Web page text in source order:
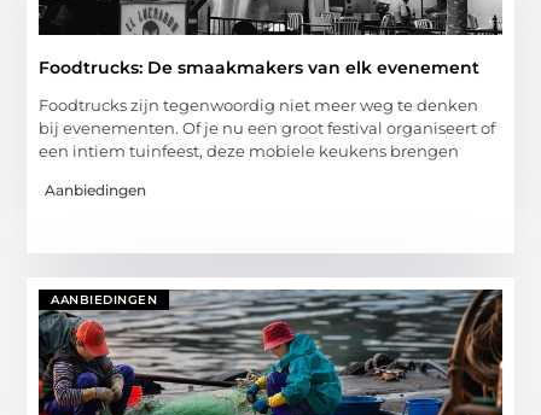
Foodtrucks: De smaakmakers van elk evenement
Foodtrucks zijn tegenwoordig niet meer weg te denken
bij evenementen. Of je nu een groot festival organiseert of
een intiem tuinfeest, deze mobiele keukens brengen
Aanbiedingen
AANBIEDINGEN